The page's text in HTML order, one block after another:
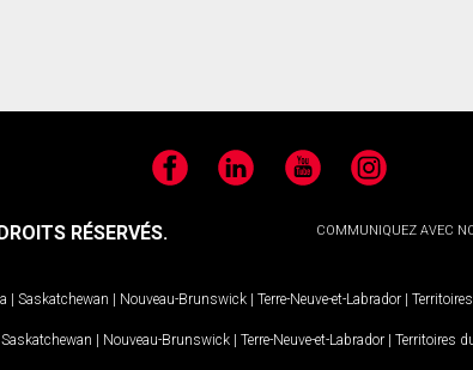
FacebookLinkedIn YouTubeInstagram
COMMUNIQUEZ AVEC
RÉSERVÉS.
| Saskatchewan | Nouveau-Brunswick | Terre-Neuve-et-Labrador |
Saskatchewan | Nouveau-Brunswick | Terre-Neuve-et-Labrador | Territoires